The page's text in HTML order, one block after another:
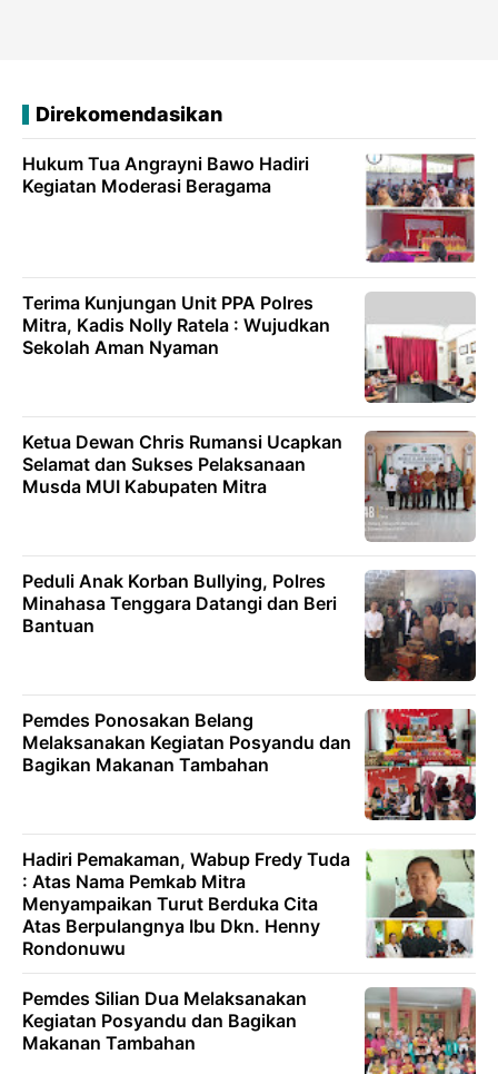
Direkomendasikan
Hukum Tua Angrayni Bawo Hadiri
Kegiatan Moderasi Beragama
Terima Kunjungan Unit PPA Polres
Mitra, Kadis Nolly Ratela : Wujudkan
Sekolah Aman Nyaman
Ketua Dewan Chris Rumansi Ucapkan
Selamat dan Sukses Pelaksanaan
Musda MUI Kabupaten Mitra
‎Peduli Anak Korban Bullying, Polres
Minahasa Tenggara Datangi dan Beri
Bantuan
Pemdes Ponosakan Belang
Melaksanakan Kegiatan Posyandu dan
Bagikan Makanan Tambahan
Hadiri Pemakaman, Wabup Fredy Tuda
: Atas Nama Pemkab Mitra
Menyampaikan Turut Berduka Cita
Atas Berpulangnya Ibu Dkn. Henny
Rondonuwu
Pemdes Silian Dua Melaksanakan
Kegiatan Posyandu dan Bagikan
Makanan Tambahan